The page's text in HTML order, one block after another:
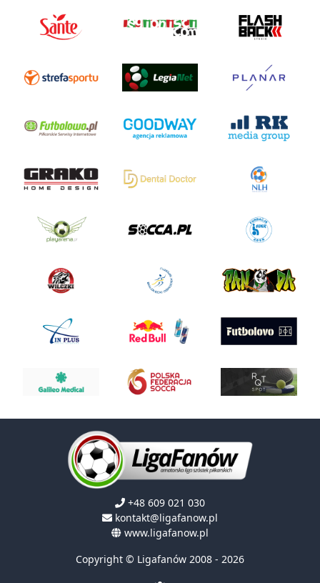
+48 609 021 030
kontakt@ligafanow.pl
www.ligafanow.pl
Copyright © Ligafanów 2008 - 2026